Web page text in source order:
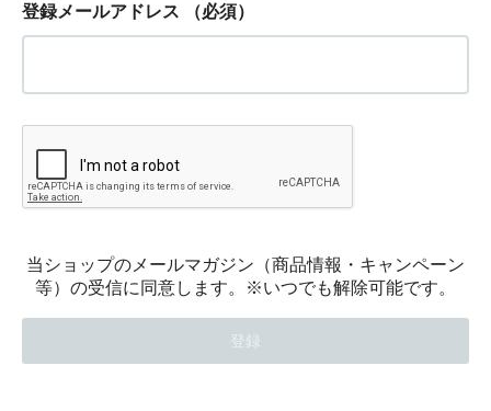
登録メールアドレス （必須）
当ショップのメールマガジン（商品情報・キャンペーン
等）の受信に同意します。※いつでも解除可能です。